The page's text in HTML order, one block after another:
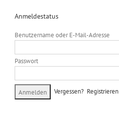
Anmeldestatus
Benutzername oder E-Mail-Adresse
Passwort
Vergessen? Registrieren